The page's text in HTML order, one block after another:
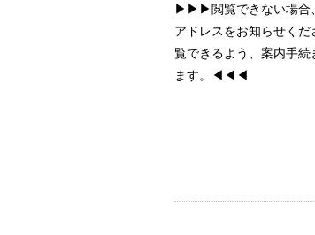
▶▶▶閲覧できない場合
アドレスをお知らせくだ
覧できるよう、案内手続
ます。◀◀◀